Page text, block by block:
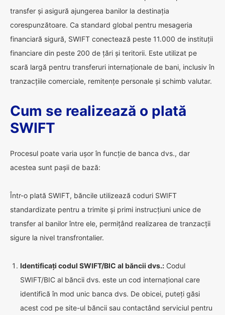
transfer și asigură ajungerea banilor la destinația
corespunzătoare. Ca standard global pentru mesageria
financiară sigură, SWIFT conectează peste 11.000 de instituții
financiare din peste 200 de țări și teritorii. Este utilizat pe
scară largă pentru transferuri internaționale de bani, inclusiv în
tranzacțiile comerciale, remitențe personale și schimb valutar.
Cum se realizează o plată
SWIFT
Procesul poate varia ușor în funcție de banca dvs., dar
acestea sunt pașii de bază:
Într-o plată SWIFT, băncile utilizează coduri SWIFT
standardizate pentru a trimite și primi instrucțiuni unice de
transfer al banilor între ele, permițând realizarea de tranzacții
sigure la nivel transfrontalier.
Identificați codul SWIFT/BIC al băncii dvs.: Codul
SWIFT/BIC al băncii dvs. este un cod internațional care
identifică în mod unic banca dvs. De obicei, puteți găsi
acest cod pe site-ul băncii sau contactând serviciul pentru